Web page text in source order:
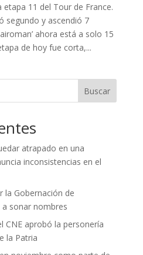
11 del Tour de France.
segundo y ascendió 7
ahora está a solo 15
de hoy fue corta,...
Buscar
atrapado en una
inconsistencias en el
la Gobernación de
a sonar nombres
CNE aprobó la personería
la Patria